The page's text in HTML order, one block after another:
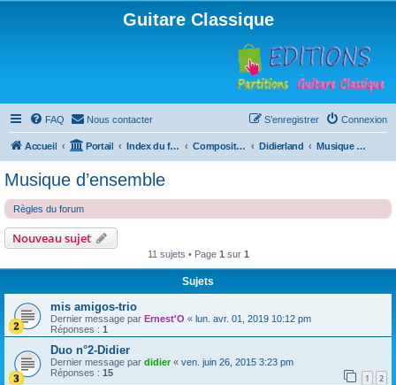
Guitare Classique
FAQ Nous contacter Connexion
S’enregistrer
Accueil Portail Index du forum Compositions Didierland Musique d’ensemble
Musique d’ensemble
Règles du forum
Nouveau sujet
11 sujets • Page 1 sur 1
Sujets
mis amigos-trio
Dernier message par Ernest'O « lun. avr. 01, 2019 10:12 pm
Réponses : 1
Duo n°2-Didier
Dernier message par didier« ven. juin 26, 2015 3:23 pm
Réponses : 15 1 2